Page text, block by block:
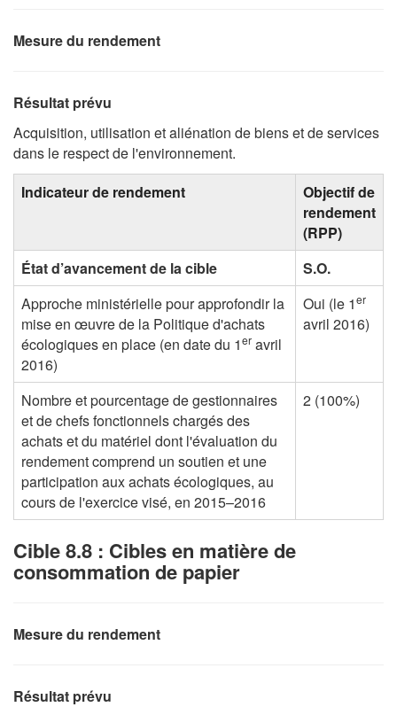
Mesure du rendement
Résultat prévu
Acquisition, utilisation et aliénation de biens et de services
dans le respect de l'environnement.
Indicateur de rendement
Objectif de
rendement
(RPP)
État d’avancement de la cible
S.O.
Approche ministérielle pour approfondir la
mise en œuvre de la Politique d'achats
écologiques en place (en date du 1er avril
2016)
Oui (le 1er
avril 2016)
Nombre et pourcentage de gestionnaires
et de chefs fonctionnels chargés des
achats et du matériel dont l'évaluation du
rendement comprend un soutien et une
participation aux achats écologiques, au
cours de l'exercice visé, en 2015–2016
2 (100%)
Cible 8.8 : Cibles en matière de
consommation de papier
Mesure du rendement
Résultat prévu